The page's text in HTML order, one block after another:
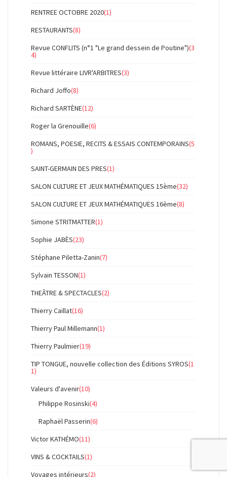
RENTREE OCTOBRE 2020(1)
RESTAURANTS(8)
Revue CONFLITS (n°1 "Le grand dessein de Poutine")(3
4)
Revue littéraire LIVR'ARBITRES(3)
Richard Joffo(8)
Richard SARTÈNE(12)
Roger la Grenouille(6)
ROMANS, POESIE, RECITS & ESSAIS CONTEMPORAINS(5
)
SAINT-GERMAIN DES PRES(1)
SALON CULTURE ET JEUX MATHÉMATIQUES 15ème(32)
SALON CULTURE ET JEUX MATHÉMATIQUES 16ème(8)
Simone STRITMATTER(1)
Sophie JABÈS(23)
Stéphane Piletta-Zanin(7)
Sylvain TESSON(1)
THEÂTRE & SPECTACLES(2)
Thierry Caillat(16)
Thierry Paul Millemann(1)
Thierry Paulmier(19)
TIP TONGUE, nouvelle collection des Éditions SYROS(1
1)
Valeurs d'avenir(10)
Philippe Rosinski(4)
Raphaël Passerin(6)
Victor KATHÉMO(11)
VINS & COCKTAILS(1)
Voyages intérieurs(2)